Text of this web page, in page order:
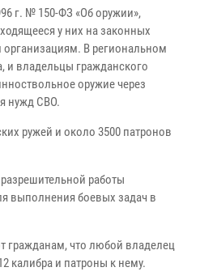
г. № 150-ФЗ «Об оружии»,
у них на законных
В региональном
и владельцы гражданского
оружие через
нужд СВО.
ружей и около 3500 патронов
работы
выполнения боевых задач в
гражданам, что любой владелец
калибра и патроны к нему.